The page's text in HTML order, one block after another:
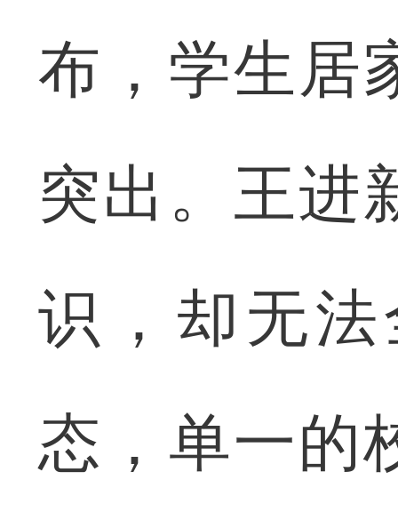
布，学生居
突出。王进
识，却无
态，单一的